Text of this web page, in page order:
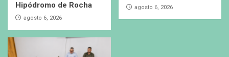
Hipódromo de Rocha
agosto 6, 2026
agosto 6, 2026